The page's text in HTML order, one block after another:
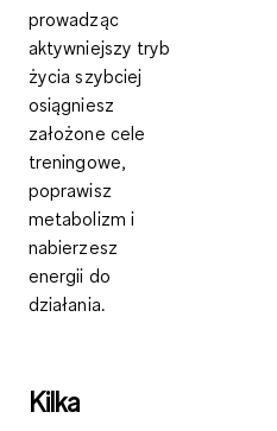
prowadząc
aktywniejszy tryb
życia szybciej
osiągniesz
założone cele
treningowe,
poprawisz
metabolizm i
nabierzesz
energii do
działania.
Kilka